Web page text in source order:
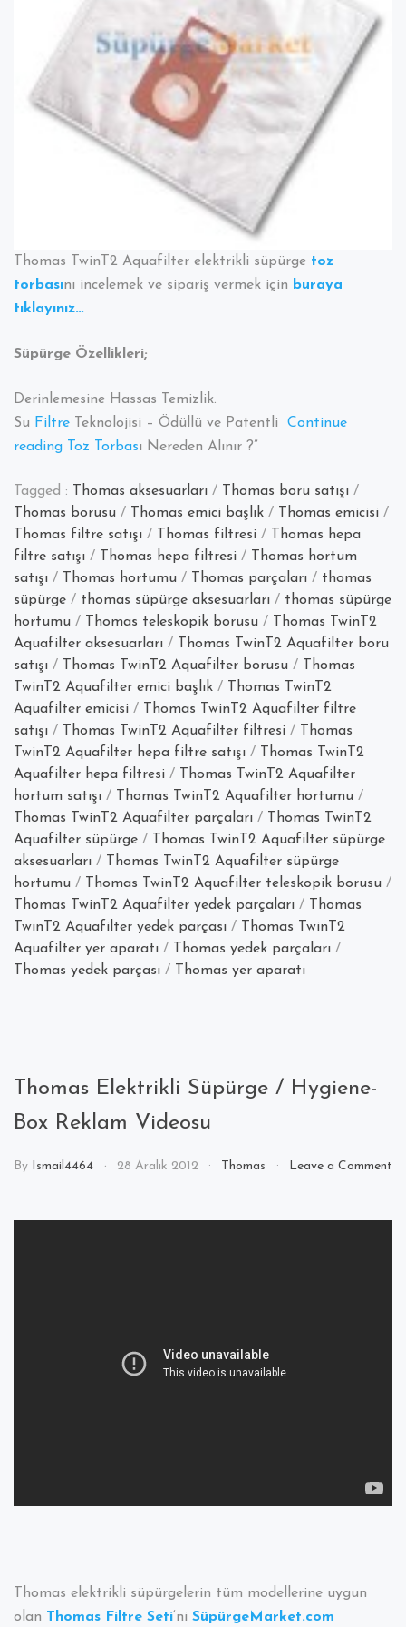
Thomas TwinT2 Aquafilter elektrikli süpürge toz
torbasını incelemek ve sipariş vermek için buraya
tıklayınız…
Süpürge Özellikleri;
Derinlemesine Hassas Temizlik.
Su Filtre Teknolojisi – Ödüllü ve Patentli Continue
reading“Thomas
Aquafilter
Elektrik
Süpürgesi
Toz Torbası Nereden Alınır ?”
Tagged : Thomas aksesuarları / Thomas boru satışı /
Thomas borusu / Thomas emici başlık / Thomas emicisi /
Thomas filtre satışı / Thomas filtresi / Thomas hepa
filtre satışı / Thomas hepa filtresi / Thomas hortum
satışı / Thomas hortumu / Thomas parçaları / thomas
süpürge / thomas süpürge aksesuarları / thomas süpürge
hortumu / Thomas teleskopik borusu / Thomas TwinT2
Aquafilter aksesuarları / Thomas TwinT2 Aquafilter boru
satışı / Thomas TwinT2 Aquafilter borusu / Thomas
TwinT2 Aquafilter emici başlık / Thomas TwinT2
Aquafilter emicisi / Thomas TwinT2 Aquafilter filtre
satışı / Thomas TwinT2 Aquafilter filtresi / Thomas
TwinT2 Aquafilter hepa filtre satışı / Thomas TwinT2
Aquafilter hepa filtresi / Thomas TwinT2 Aquafilter
hortum satışı / Thomas TwinT2 Aquafilter hortumu /
Thomas TwinT2 Aquafilter parçaları / Thomas TwinT2
Aquafilter süpürge / Thomas TwinT2 Aquafilter süpürge
aksesuarları / Thomas TwinT2 Aquafilter süpürge
hortumu / Thomas TwinT2 Aquafilter teleskopik borusu /
Thomas TwinT2 Aquafilter yedek parçaları / Thomas
TwinT2 Aquafilter yedek parçası / Thomas TwinT2
Aquafilter yer aparatı / Thomas yedek parçaları /
Thomas yedek parçası / Thomas yer aparatı
Thomas Elektrikli Süpürge / Hygiene-
Box Reklam Videosu
By Ismail4464 28 Aralık 2012 Thomas
Leave a Comment
Elektrikli
Thomas elektrikli süpürgelerin tüm modellerine uygun
olan Thomas Filtre Seti‘ni SüpürgeMarket.com